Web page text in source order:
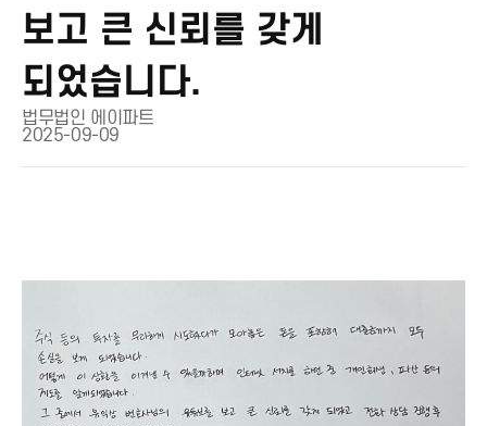
보고 큰 신뢰를 갖게
되었습니다.
법무법인 에이파트
2025-09-09